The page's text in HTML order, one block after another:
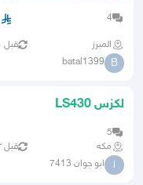
4
المبرز قبل ٢٠ ساعة
B
batal1399
لكزس LS430
5
مكه
قبل ٣ ساعات
ا ابو جوان 7413